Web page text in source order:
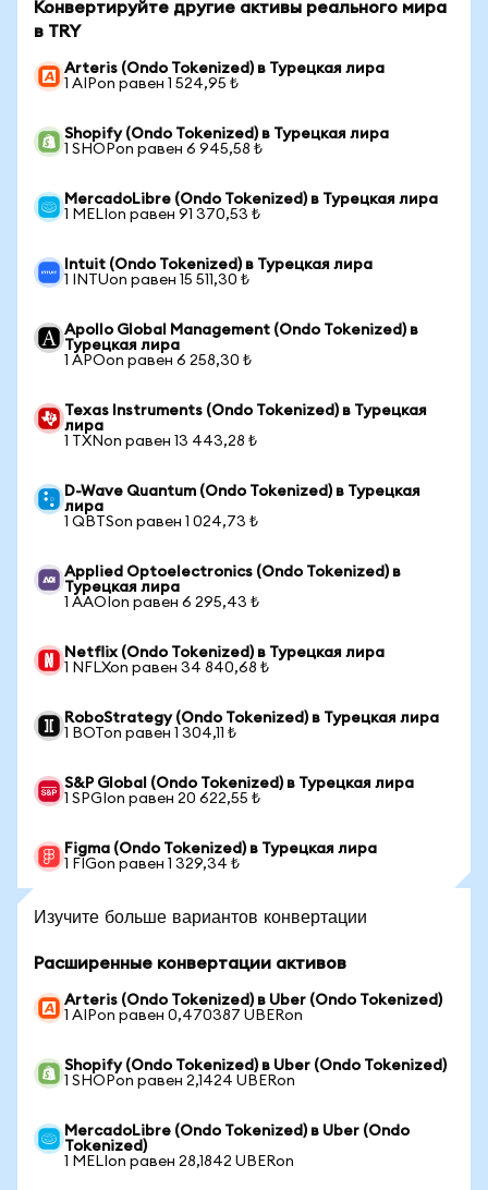
Конвертируйте другие активы реального мира
в TRY
Arteris (Ondo Tokenized) в Турецкая лира
1 AIPon равен 1 524,95 ₺
Shopify (Ondo Tokenized) в Турецкая лира
1 SHOPon равен 6 945,58 ₺
MercadoLibre (Ondo Tokenized) в Турецкая лира
1 MELIon равен 91 370,53 ₺
Intuit (Ondo Tokenized) в Турецкая лира
1 INTUon равен 15 511,30 ₺
Apollo Global Management (Ondo Tokenized) в
Турецкая лира
1 APOon равен 6 258,30 ₺
Texas Instruments (Ondo Tokenized) в Турецкая
лира
1 TXNon равен 13 443,28 ₺
D-Wave Quantum (Ondo Tokenized) в Турецкая
лира
1 QBTSon равен 1 024,73 ₺
Applied Optoelectronics (Ondo Tokenized) в
Турецкая лира
1 AAOIon равен 6 295,43 ₺
Netflix (Ondo Tokenized) в Турецкая лира
1 NFLXon равен 34 840,68 ₺
RoboStrategy (Ondo Tokenized) в Турецкая лира
1 BOTon равен 1 304,11 ₺
S&P Global (Ondo Tokenized) в Турецкая лира
1 SPGIon равен 20 622,55 ₺
Figma (Ondo Tokenized) в Турецкая лира
1 FIGon равен 1 329,34 ₺
Изучите больше вариантов конвертации
Расширенные конвертации активов
Arteris (Ondo Tokenized) в Uber (Ondo Tokenized)
1 AIPon равен 0,470387 UBERon
Shopify (Ondo Tokenized) в Uber (Ondo Tokenized)
1 SHOPon равен 2,1424 UBERon
MercadoLibre (Ondo Tokenized) в Uber (Ondo
Tokenized)
1 MELIon равен 28,1842 UBERon